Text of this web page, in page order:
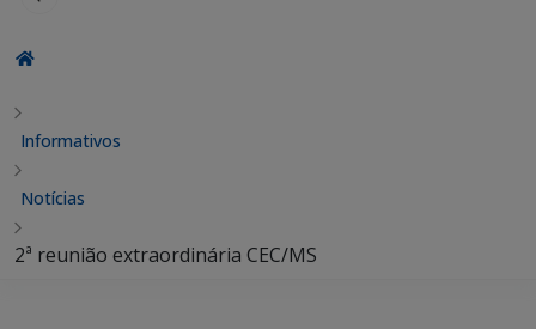
Informativos
Notícias
2ª reunião extraordinária CEC/MS